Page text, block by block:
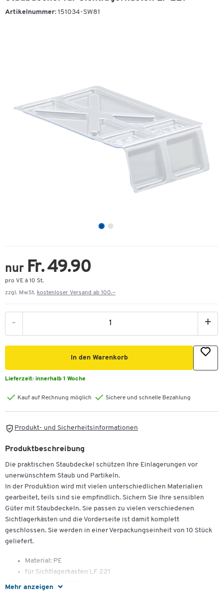
Artikelnummer: 151034-SW81
nur Fr. 49.90
pro VE à 10 St.
zzgl. MwSt. kostenloser Versand ab 100.–
- +
In den Warenkorb
Lieferzeit: innerhalb 1 Woche
Kauf auf Rechnung möglich Sichere und schnelle Bezahlung
Produkt- und Sicherheitsinformationen
Mehr anzeigen
Produktbeschreibung
Die praktischen Staubdeckel schützen Ihre Einlagerungen vor
unerwünschtem Staub und Partikeln.
In der Produktion wird mit vielen unterschiedlichen Materialien
gearbeitet, teils sind sie empfindlich. Sichern Sie Ihre sensiblen
Güter mit Staubdeckeln. Sie passen zu vielen verschiedenen
Sichtlagerkästen und die Vorderseite ist damit komplett
geschlossen. Sie werden in einer Verpackungseinheit von 10 Stück
geliefert.
Material: PE
für Sichtlagerkasten LF 221
vorne geschlossen